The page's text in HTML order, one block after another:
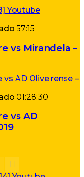
57:15
vs Mirandela –
01:28:30
vs AD